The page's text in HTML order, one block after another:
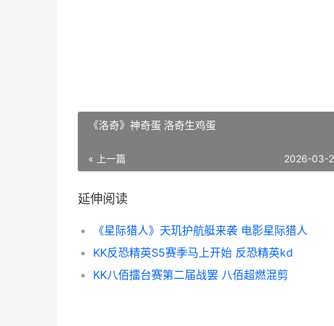
《洛奇》神奇蛋 洛奇生鸡蛋
« 上一篇 2026-03-
延伸阅读
《星际猎人》天玑护航艇来袭 电影星际猎人
KK反恐精英S5赛季马上开始 反恐精英kd
KK八佰擂台赛第二届战罢 八佰超燃混剪